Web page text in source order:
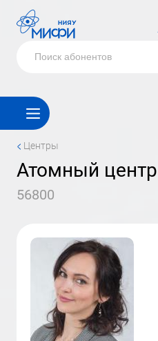
< Центры
атомный
56800